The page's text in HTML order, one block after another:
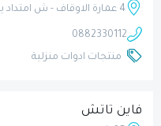
4 عمارة الاوقاف - ش امتداد يسرى الراغب -
0882330112
منتجات ادوات منزلية
فاين تاتش